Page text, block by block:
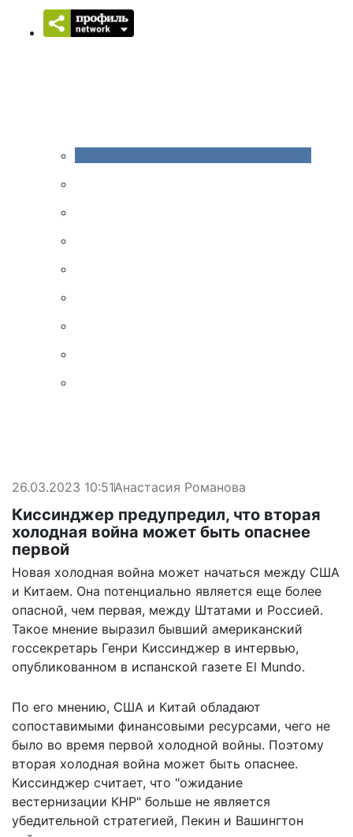
26.03.2023 10:51Анастасия Романова
Киссинджер предупредил, что вторая
холодная война может быть опаснее
первой
Новая холодная война может начаться между США
и Китаем. Она потенциально является еще более
опасной, чем первая, между Штатами и Россией.
Такое мнение выразил бывший американский
госсекретарь Генри Киссинджер в интервью,
опубликованном в испанской газете El Mundo.
По его мнению, США и Китай обладают
сопоставимыми финансовыми ресурсами, чего не
было во время первой холодной войны. Поэтому
вторая холодная война может быть опаснее.
Киссинджер считает, что "ожидание
вестернизации КНР" больше не является
убедительной стратегией, Пекин и Вашингтон